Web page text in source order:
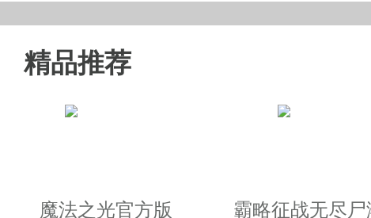
口袋仙缘bt版游戏特色：
1、游戏中还可以切换不同的武器
2、玩家还可以获得不同的游戏人
精品推荐
魔法之光官方版
霸略征战无尽